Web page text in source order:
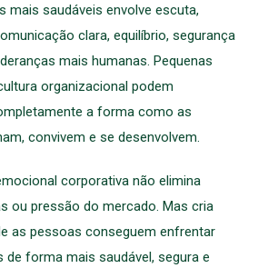
mais saudáveis envolve escuta,
clara, equilíbrio, segurança
mais humanas. Pequenas
organizacional podem
a forma como as
convivem e se desenvolvem.
corporativa não elimina
ou pressão do mercado. Mas cria
as pessoas conseguem enfrentar
de forma mais saudável, segura e